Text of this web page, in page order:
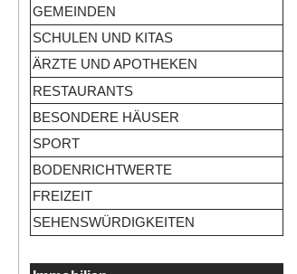
GEMEINDEN
SCHULEN UND KITAS
ÄRZTE UND APOTHEKEN
RESTAURANTS
BESONDERE HÄUSER
SPORT
BODENRICHTWERTE
FREIZEIT
SEHENSWÜRDIGKEITEN